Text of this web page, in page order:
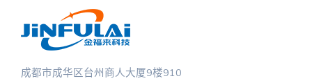
成都市成华区台州商人大厦9楼910